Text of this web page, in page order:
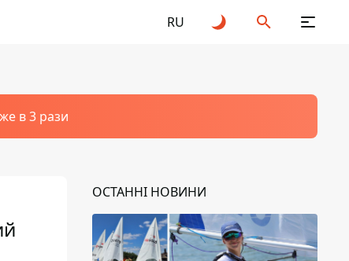
RU
в 3 рази
ОСТАННІ НОВИНИ